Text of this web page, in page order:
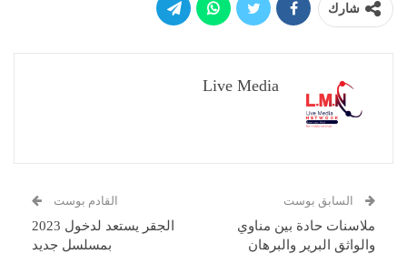
شارك
Live Media
السابق بوست
ملاسنات حادة بين مناوي
والواثق البرير والبرهان
القادم بوست
الجقر يستعد لدخول 2023
بمسلسل جديد